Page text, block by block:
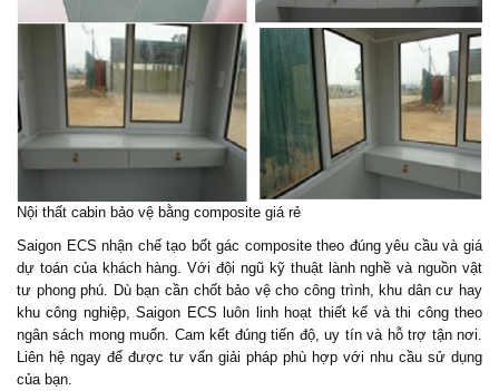
Nội thất cabin bảo vệ bằng composite giá rẻ
Saigon ECS nhận chế tạo bốt gác compositetheo đúng yêu cầu và giá
dự toán của khách hàng. Với đội ngũ kỹ thuật lành nghề và nguồn vật
tư phong phú. Dù bạn cần chốt bảo vệcho công trình, khu dân cư hay
khu công nghiệp, Saigon ECS luôn linh hoạt thiết kế và thi công theo
ngân sách mong muốn. Cam kết đúng tiến độ, uy tín và hỗ trợ tận nơi.
Liên hệ ngay để được tư vấn giải pháp phù hợp với nhu cầu sử dụng
của bạn.